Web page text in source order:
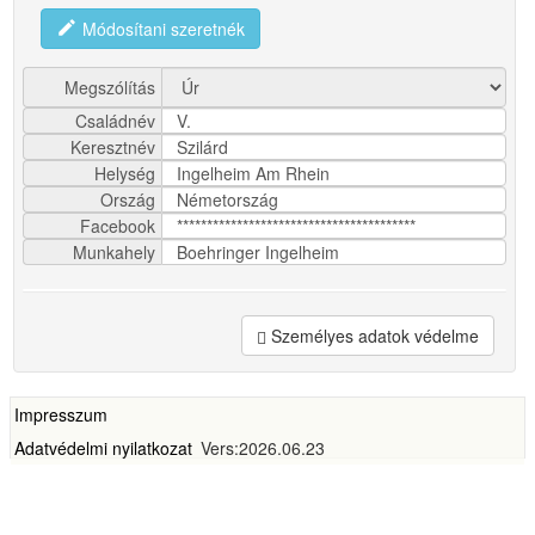
edit Módosítani szeretnék
Megszólítás
Családnév
V.
Keresztnév
Szilárd
Helység
Ingelheim Am Rhein
Ország
Németország
Facebook
****************************************
Munkahely
Boehringer Ingelheim
Személyes adatok védelme
Impresszum
Adatvédelmi nyilatkozat Vers:2026.06.23